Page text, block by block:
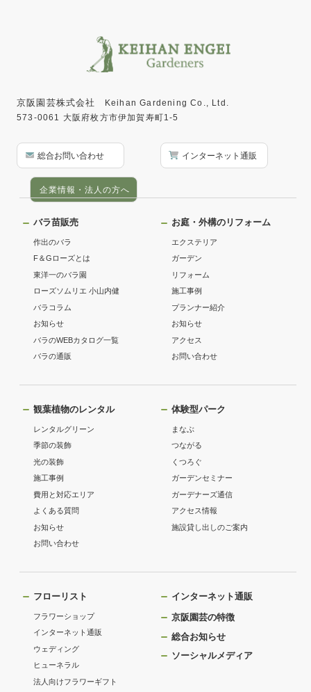
京阪園芸株式会社
Keihan Gardening Co., Ltd.
573-0061 大阪府枚方市伊加賀寿町1-5
総合お問い合わせ インターネット通販
企業情報・法人の方へ
バラ苗販売
作出のバラ
F＆Gローズとは
東洋一のバラ園
ローズソムリエ 小山内健
バラコラム
お知らせ
バラのWEBカタログ一覧
バラの通販
お庭・外構のリフォーム
エクステリア
ガーデン
リフォーム
施工事例
プランナー紹介
お知らせ
アクセス
お問い合わせ
観葉植物のレンタル
レンタルグリーン
季節の装飾
光の装飾
施工事例
費用と対応エリア
よくある質問
お知らせ
お問い合わせ
体験型パーク
まなぶ
つながる
くつろぐ
ガーデンセミナー
ガーデナーズ通信
アクセス情報
施設貸し出しのご案内
フローリスト
フラワーショップ
インターネット通販
ウェディング
ヒューネラル
法人向けフラワーギフト
インターネット通販
京阪園芸の特徴
総合お知らせ
ソーシャルメディア